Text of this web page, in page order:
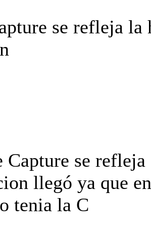
se refleja la
Capture se
llegó ya que
tenia la C